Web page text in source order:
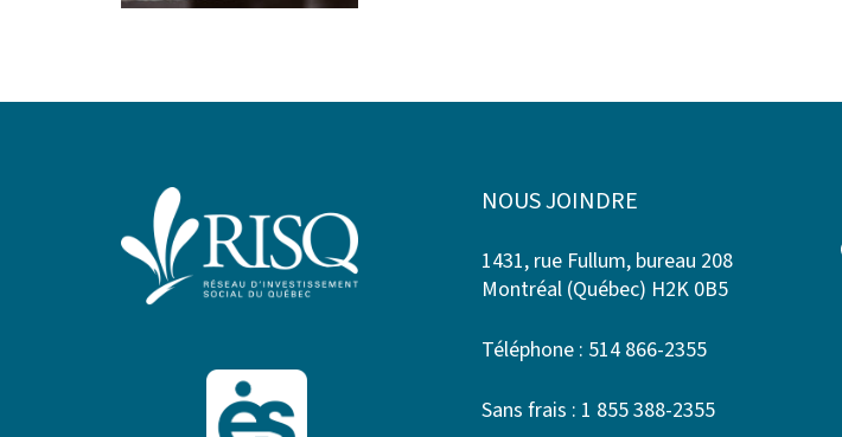
NOUS JOINDRE
1431, rue Fullum, bureau 208
Montréal (Québec) H2K 0B5
Téléphone : 514 866-2355
Sans frais : 1 855 388-2355